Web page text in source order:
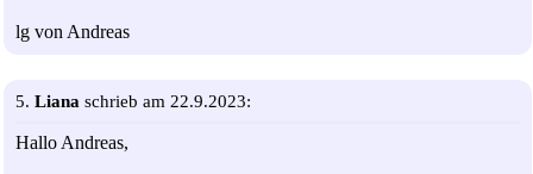
lg von Andreas
5. Liana schrieb am 22.9.2023:
Hallo Andreas,